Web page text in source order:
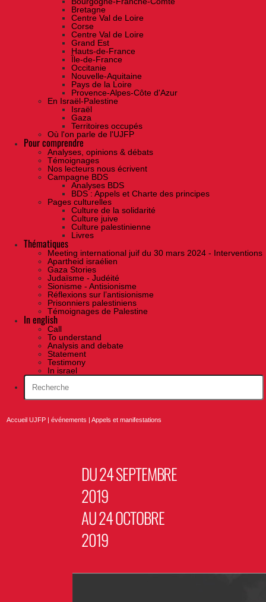
Bretagne
Centre Val de Loire
Corse
Centre Val de Loire
Grand Est
Hauts-de-France
Île-de-France
Occitanie
Nouvelle-Aquitaine
Pays de la Loire
Provence-Alpes-Côte d'Azur
En Israël-Palestine
Israël
Gaza
Territoires occupés
Où l'on parle de l'UJFP
Pour comprendre
Analyses, opinions & débats
Témoignages
Nos lecteurs nous écrivent
Campagne BDS
Analyses BDS
BDS : Appels et Charte des principes
Pages culturelles
Culture de la solidarité
Culture juive
Culture palestinienne
Livres
Thématiques
Meeting international juif du 30 mars 2024 - Interventions
Apartheid israélien
Gaza Stories
Judaïsme - Judéité
Sionisme - Antisionisme
Réflexions sur l’antisionisme
Prisonniers palestiniens
Témoignages de Palestine
In english
Call
To understand
Analysis and debate
Statement
Testimony
In israel
Accueil UJFP |événements |Appels et manifestations
DU 24 SEPTEMBRE
2019
AU 24 OCTOBRE
2019